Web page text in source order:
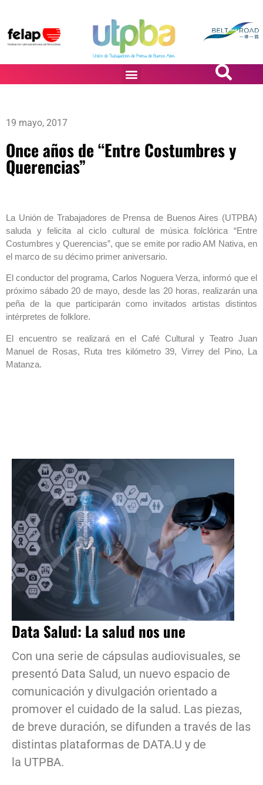
19 mayo, 2017
Once años de “Entre Costumbres y
Querencias”
La Unión de Trabajadores de Prensa de Buenos Aires (UTPBA)
saluda y felicita al ciclo cultural de música folclórica “Entre
Costumbres y Querencias”, que se emite por radio AM Nativa, en
el marco de su décimo primer aniversario.
El conductor del programa, Carlos Noguera Verza, informó que el
próximo sábado 20 de mayo, desde las 20 horas, realizarán una
peña de la que participarán como invitados artistas distintos
intérpretes de folklore.
El encuentro se realizará en el Café Cultural y Teatro Juan
Manuel de Rosas, Ruta tres kilómetro 39, Virrey del Pino, La
Matanza.
Data Salud: La salud nos une
Con una serie de cápsulas audiovisuales, se
presentó Data Salud, un nuevo espacio de
comunicación y divulgación orientado a
promover el cuidado de la salud. Las piezas,
de breve duración, se difunden a través de las
distintas plataformas de DATA.U y de
la UTPBA.